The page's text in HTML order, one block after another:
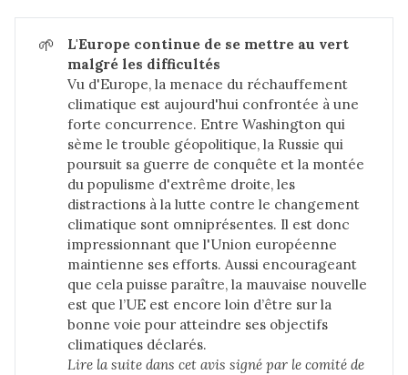
🌱
L'Europe continue de se mettre au vert
malgré les difficultés
Vu d'Europe, la menace du réchauffement
climatique est aujourd'hui confrontée à une
forte concurrence. Entre Washington qui
sème le trouble géopolitique, la Russie qui
poursuit sa guerre de conquête et la montée
du populisme d'extrême droite, les
distractions à la lutte contre le changement
climatique sont omniprésentes. Il est donc
impressionnant que l'Union européenne
maintienne ses efforts. Aussi encourageant
que cela puisse paraître, la mauvaise nouvelle
est que l’UE est encore loin d’être sur la
bonne voie pour atteindre ses objectifs
climatiques déclarés.
Lire la suite dans cet avis signé par le comité de